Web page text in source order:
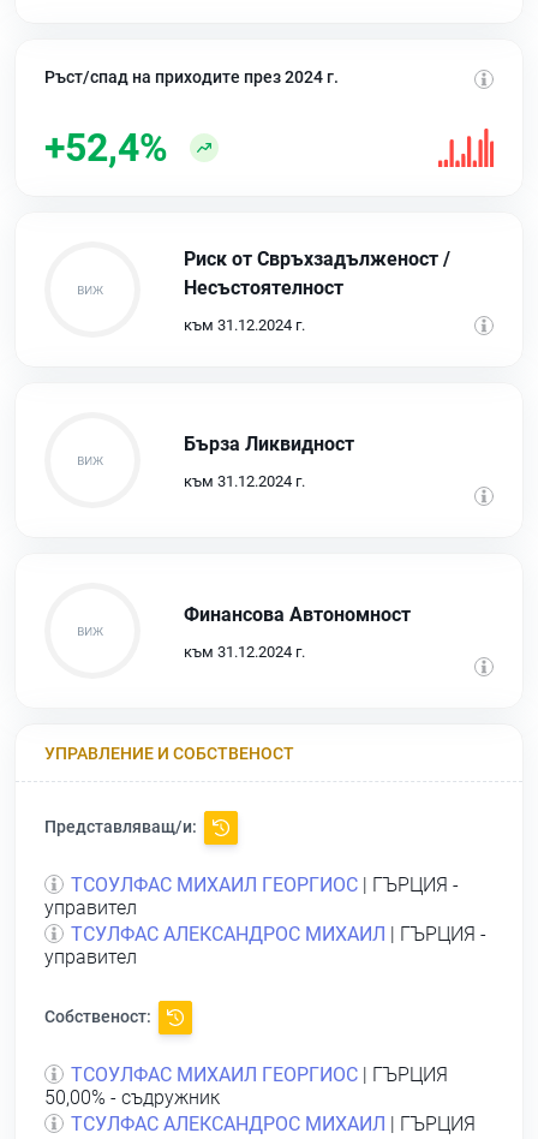
Ръст/спад на приходите през 2024 г.
+52,4%
Риск от Свръхзадълженост /
Несъстоятелност
към 31.12.2024 г.
Бърза Ликвидност
към 31.12.2024 г.
Финансова Автономност
към 31.12.2024 г.
УПРАВЛЕНИЕ И СОБСТВЕНОСТ
Представляващ/и:
ТСОУЛФАС МИХАИЛ ГЕОРГИОС | ГЪРЦИЯ -
управител
ТСУЛФАС АЛЕКСАНДРОС МИХАИЛ
| ГЪРЦИЯ -
управител
Собственост:
ТСОУЛФАС МИХАИЛ ГЕОРГИОС | ГЪРЦИЯ
50,00% - съдружник
ТСУЛФАС АЛЕКСАНДРОС МИХАИЛ
| ГЪРЦИЯ